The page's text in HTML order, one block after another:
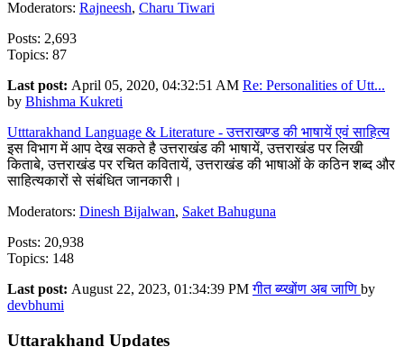
Moderators: Rajneesh, Charu Tiwari
Posts: 2,693
Topics: 87
Last post: April 05, 2020, 04:32:51 AM Re: Personalities of Utt...
by Bhishma Kukreti
Utttarakhand Language & Literature - उत्तराखण्ड की भाषायें एवं साहित्य
इस विभाग में आप देख सकते है उत्तराखंड की भाषायें, उत्तराखंड पर लिखी
किताबे, उत्तराखंड पर रचित कवितायें, उत्तराखंड की भाषाओं के कठिन शब्द और
साहित्यकारों से संबंधित जानकारी।
Moderators: Dinesh Bijalwan, Saket Bahuguna
Posts: 20,938
Topics: 148
Last post: August 22, 2023, 01:34:39 PMगीत ब्य्खोंण अब जाणि by
devbhumi
Uttarakhand Updates